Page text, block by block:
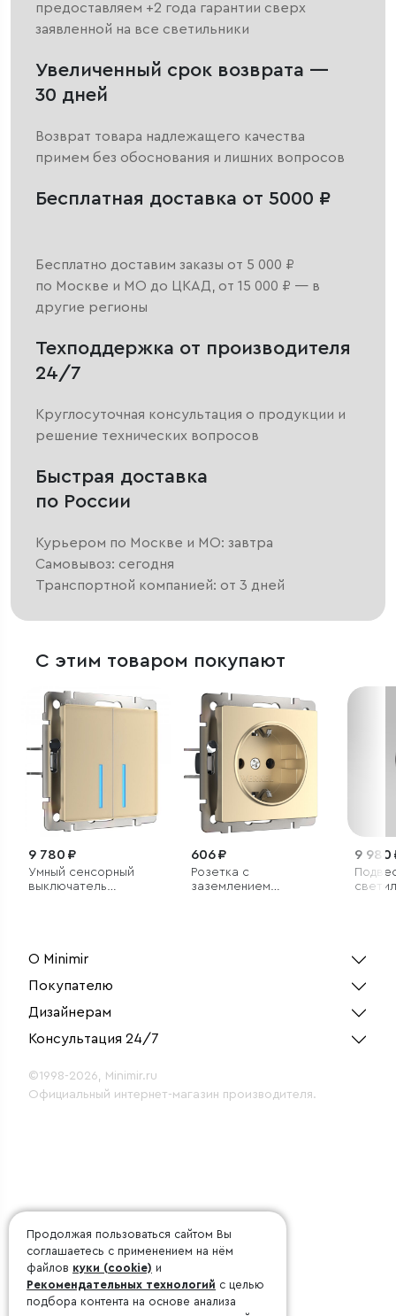
предоставляем +2 года гарантии сверх
заявленной на все светильники
Увеличенный срок возврата —
30 дней
Возврат товара надлежащего качества
примем без обоснования и лишних вопросов
Бесплатная доставка от 5000 ₽
Бесплатно доставим заказы от 5 000 ₽
по Москве и МО до ЦКАД, от 15 000 ₽ — в
другие регионы
Техподдержка от производителя
24/7
Круглосуточная консультация о продукции и
решение технических вопросов
Быстрая доставка
по России
Курьером по Москве и МО: завтра
Самовывоз: сегодня
Транспортной компанией: от 3 дней
С этим товаром покупают
9 780 ₽
Умный сенсорный
выключатель
606 ₽
Розетка с
заземлением
9 980
О Minimir
Покупателю
Дизайнерам
Консультация 24/7
©1998-2026, Minimir.ru
Официальный интернет-магазин производителя.
Продолжая пользоваться сайтом Вы
соглашаетесь с применением на нём
файлов куки (cookie) и
Рекомендательных технологий с целью
подбора контента на основе анализа